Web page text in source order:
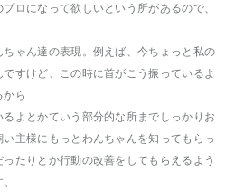
ロになって欲しいという所があるので、
ゃん達の表現。例えば、今ちょっと私の
すけど、この時に首がこう振っているよ
から
よとかていう部分的な所までしっかりお
主様にもっとわんちゃんを知ってもらっ
たりとか行動の改善をしてもらえるよう